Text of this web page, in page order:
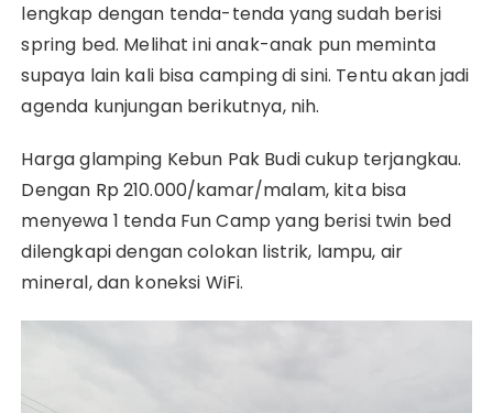
lengkap dengan tenda-tenda yang sudah berisi
spring bed. Melihat ini anak-anak pun meminta
supaya lain kali bisa camping di sini. Tentu akan jadi
agenda kunjungan berikutnya, nih.
Harga glamping Kebun Pak Budi cukup terjangkau.
Dengan Rp 210.000/kamar/malam, kita bisa
menyewa 1 tenda Fun Camp yang berisi twin bed
dilengkapi dengan colokan listrik, lampu, air
mineral, dan koneksi WiFi.